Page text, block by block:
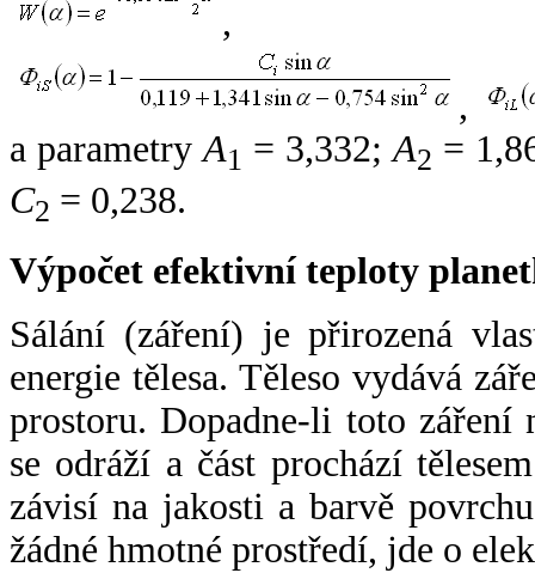
,
,
a parametryA1 = 3,332;A2 =
C2 = 0,238.
Výpočet efektivní teploty
Sálání (záření) je přirozená
energie tělesa. Těleso vydává
prostoru. Dopadne-li toto záření
se odráží a část prochází
závisí na jakosti a barvě
žádné hmotné prostředí, jde o